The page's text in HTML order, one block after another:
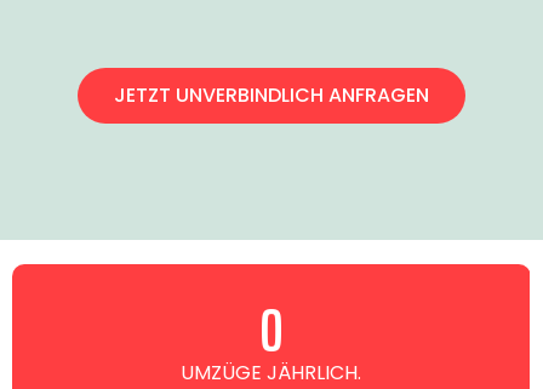
JETZT UNVERBINDLICH ANFRAGEN
UMZÜGE JÄHRLICH.
0